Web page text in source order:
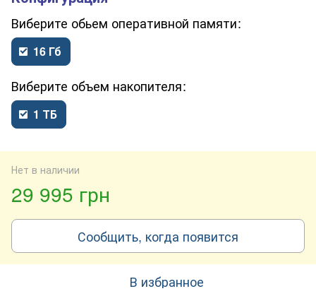
обьем оперативной памяти
16 Гб
объем накопителя
1 ТБ
Нет в наличии
29 995 грн
Сообщить, когда появится
В избранное